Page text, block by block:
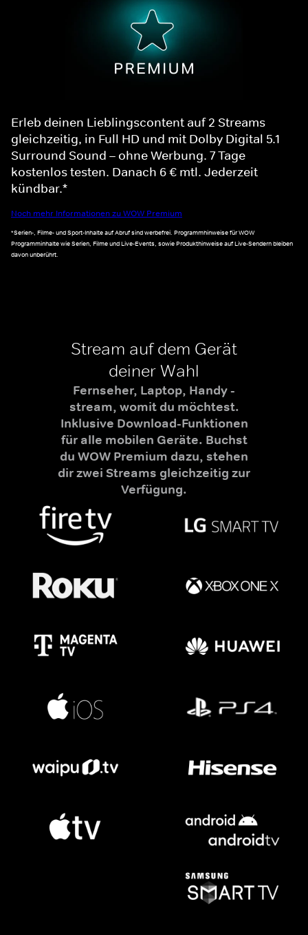
Erleb deinen Lieblingscontent auf 2 Streams
gleichzeitig, in Full HD und mit Dolby Digital 5.1
Surround Sound – ohne Werbung. 7 Tage
kostenlos testen. Danach 6 € mtl. Jederzeit
kündbar.*
Noch mehr Informationen zu WOW Premium
*Serien-, Filme- und Sport-Inhalte auf Abruf sind werbefrei. Programmhinweise für WOW
Programminhalte wie Serien, Filme und Live-Events, sowie Produkthinweise auf Live-Sendern bleiben
davon unberührt.
Stream auf dem Gerät
deiner Wahl
Fernseher, Laptop, Handy -
stream, womit du möchtest.
Inklusive Download-Funktionen
für alle mobilen Geräte. Buchst
du WOW Premium dazu, stehen
dir zwei Streams gleichzeitig zur
Verfügung.